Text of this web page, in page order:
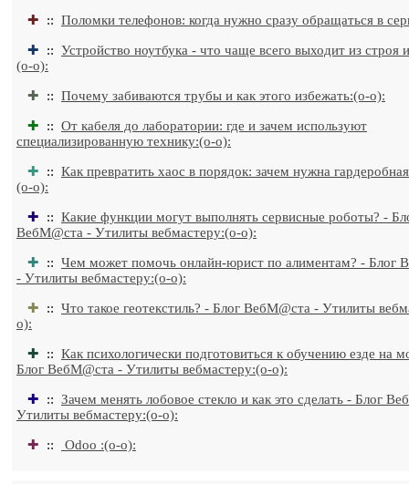
✚ :: Поломки телефонов: когда нужно сразу обращаться в
✚ :: Устройство ноутбука - что чаще всего выходит из строя
(o-o):
✚ :: Почему забиваются трубы и как этого избежать:(o-o):
✚ :: От кабеля до лаборатории: где и зачем используют
специализированную технику:(o-o):
✚ :: Как превратить хаос в порядок: зачем нужна
(o-o):
✚ :: Какие функции могут выполнять сервисные роботы? -
ВебМ@ста - Утилиты вебмастеру:(o-o):
✚ :: Чем может помочь онлайн-юрист по алиментам? - Блог
- Утилиты вебмастеру:(o-o):
✚ :: Что такое геотекстиль? - Блог ВебМ@ста - Утилиты
o):
✚ :: Как психологически подготовиться к обучению езде на
Блог ВебМ@ста - Утилиты вебмастеру:(o-o):
✚ :: Зачем менять лобовое стекло и как это сделать - Блог
Утилиты вебмастеру:(o-o):
✚ :: Odoo :(o-o):